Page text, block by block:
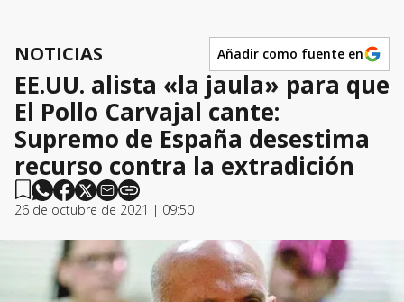
NOTICIAS Añadir como fuente en
EE.UU. alista «la jaula» para que
El Pollo Carvajal cante:
Supremo de España desestima
recurso contra la extradición
26 de octubre de 2021 | 09:50